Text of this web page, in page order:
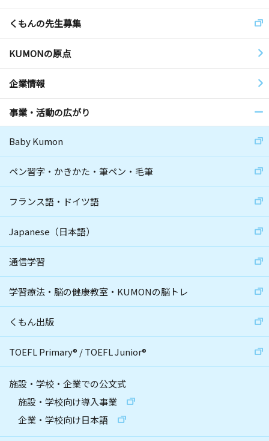
くもんの先生募集
KUMONの原点
企業情報
事業・活動の広がり
Baby Kumon
ペン習字・かきかた・筆ペン・毛筆
フランス語・ドイツ語
Japanese（日本語）
通信学習
学習療法・脳の健康教室・KUMONの脳トレ
くもん出版
TOEFL Primary® /TOEFL Junior®
施設・学校・企業での公文式
施設・学校向け導入事業
企業・学校向け日本語